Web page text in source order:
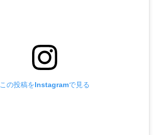
この投稿をInstagramで見る